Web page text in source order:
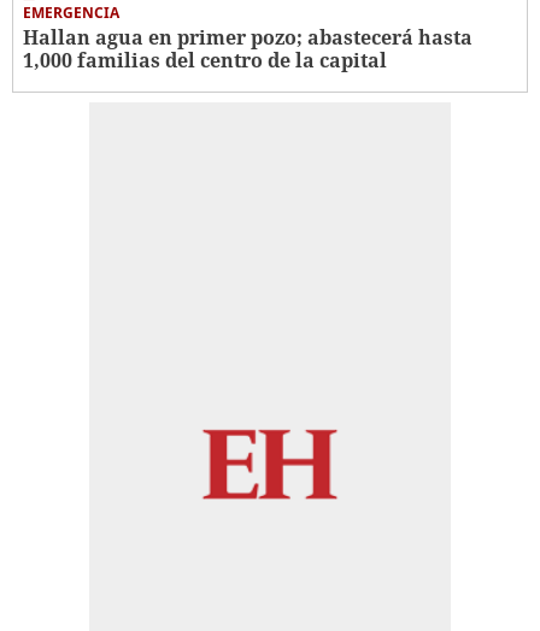
EMERGENCIA
Hallan agua en primer pozo; abastecerá hasta
1,000 familias del centro de la capital